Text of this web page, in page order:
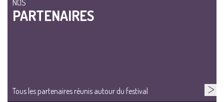
NOS
PARTENAIRES
Tous les partenaires réunis autour du festival